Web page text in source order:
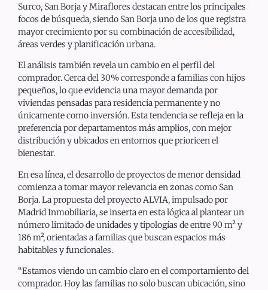
Surco, San Borja y Miraflores destacan entre los principales
focos de búsqueda, siendo San Borja uno de los que registra
mayor crecimiento por su combinación de accesibilidad,
áreas verdes y planificación urbana.
El análisis también revela un cambio en el perfil del
comprador. Cerca del 30% corresponde a familias con hijos
pequeños, lo que evidencia una mayor demanda por
viviendas pensadas para residencia permanente y no
únicamente como inversión. Esta tendencia se refleja en la
preferencia por departamentos más amplios, con mejor
distribución y ubicados en entornos que prioricen el
bienestar.
En esa línea, el desarrollo de proyectos de menor densidad
comienza a tomar mayor relevancia en zonas como San
Borja. La propuesta del proyecto ALVIA, impulsado por
Madrid Inmobiliaria, se inserta en esta lógica al plantear un
número limitado de unidades y tipologías de entre 90 m² y
186 m², orientadas a familias que buscan espacios más
habitables y funcionales.
“Estamos viendo un cambio claro en el comportamiento del
comprador. Hoy las familias no solo buscan ubicación, sino